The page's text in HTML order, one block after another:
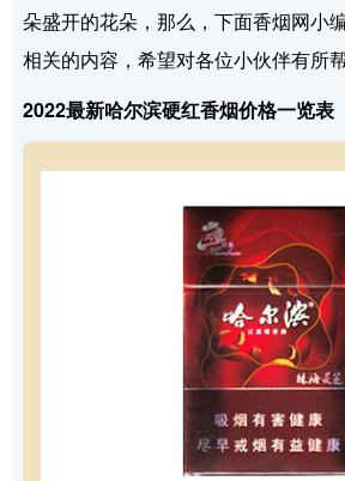
朵盛开的花朵，那么，下面香烟网小
相关的内容，希望对各位小伙伴有所帮
2022最新哈尔滨硬红香烟价格一览表